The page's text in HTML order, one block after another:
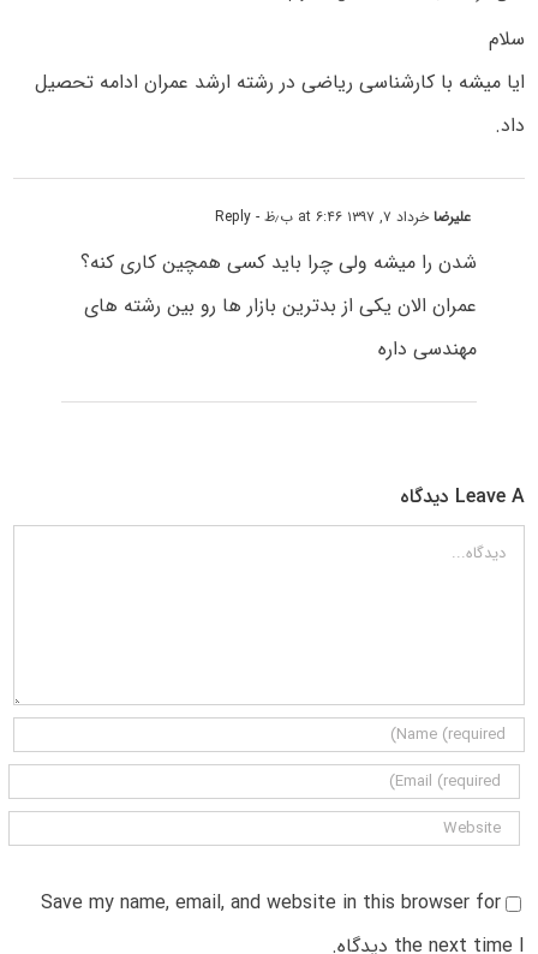
سلام
ایا میشه با کارشناسی ریاضی در رشته ارشد عمران ادامه تحصیل
داد.
علیرضاخرداد ۷, ۱۳۹۷ at ۶:۴۶ ب٫ظ - Reply
شدن را میشه ولی چرا باید کسی همچین کاری کنه؟
عمران الان یکی از بدترین بازار ها رو بین رشته های
مهندسی داره
Leave A دیدگاه
دیدگاه
Save my name, email, and website in this browser for
the next time I دیدگاه.